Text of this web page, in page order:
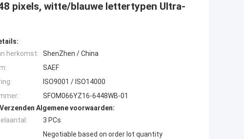
pixels, witte/blauwe lettertypen Ultra-
herkomst:
ShenZhen / China
SAEF
ISO9001 / ISO14000
SFOM066YZ16-6448WB-01
Algemene voorwaarden:
3 PCs
Negotiable based on order lot quantity